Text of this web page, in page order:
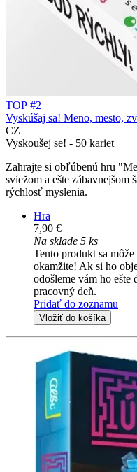
TOP #2
Vyskúšaj sa! Meno, mesto,
CZ
Vyskoušej se! - 50 kariet
Zahrajte si obľúbenú hru
sviežom a ešte zábavnejšom
rýchlosť myslenia.
Hra
7,90 €
Na sklade 5 ks
Tento produkt sa
okamžite! Ak si ho
odošleme vám ho ešte
pracovný deň.
Pridať do zoznamu
Vložiť do košíka